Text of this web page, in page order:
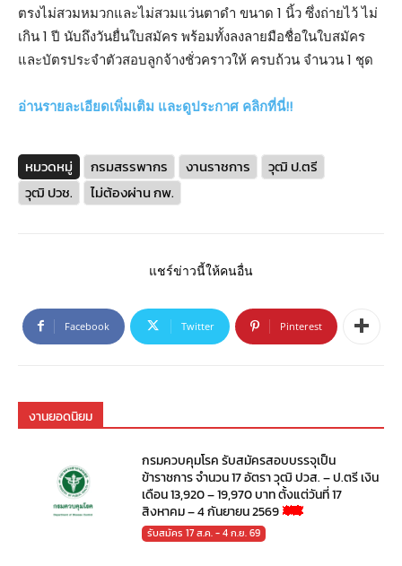
ตรงไม่สวมหมวกและไม่สวมแว่นตาดำ ขนาด 1 นิ้ว ซึ่งถ่ายไว้ ไม่
เกิน 1 ปี นับถึงวันยื่นใบสมัคร พร้อมทั้งลงลายมือชื่อในใบสมัคร
และบัตรประจำตัวสอบลูกจ้างชั่วคราวให้ ครบถ้วน จำนวน 1 ชุด
อ่านรายละเอียดเพิ่มเติม และดูประกาศ คลิกที่นี่!!
หมวดหมู่ กรมสรรพากร งานราชการ
วุฒิ ป.ตรี
วุฒิ ปวช.
ไม่ต้องผ่าน กพ.
แชร์ข่าวนี้ให้คนอื่น
Facebook Twitter Pinterest
งานยอดนิยม
กรมควบคุมโรค รับสมัครสอบบรรจุเป็น
ข้าราชการ จำนวน 17 อัตรา วุฒิ ปวส. – ป.ตรี เงิน
เดือน 13,920 – 19,970 บาท ตั้งแต่วันที่ 17
สิงหาคม – 4 กันยายน 2569
รับสมัคร 17 ส.ค. - 4 ก.ย. 69